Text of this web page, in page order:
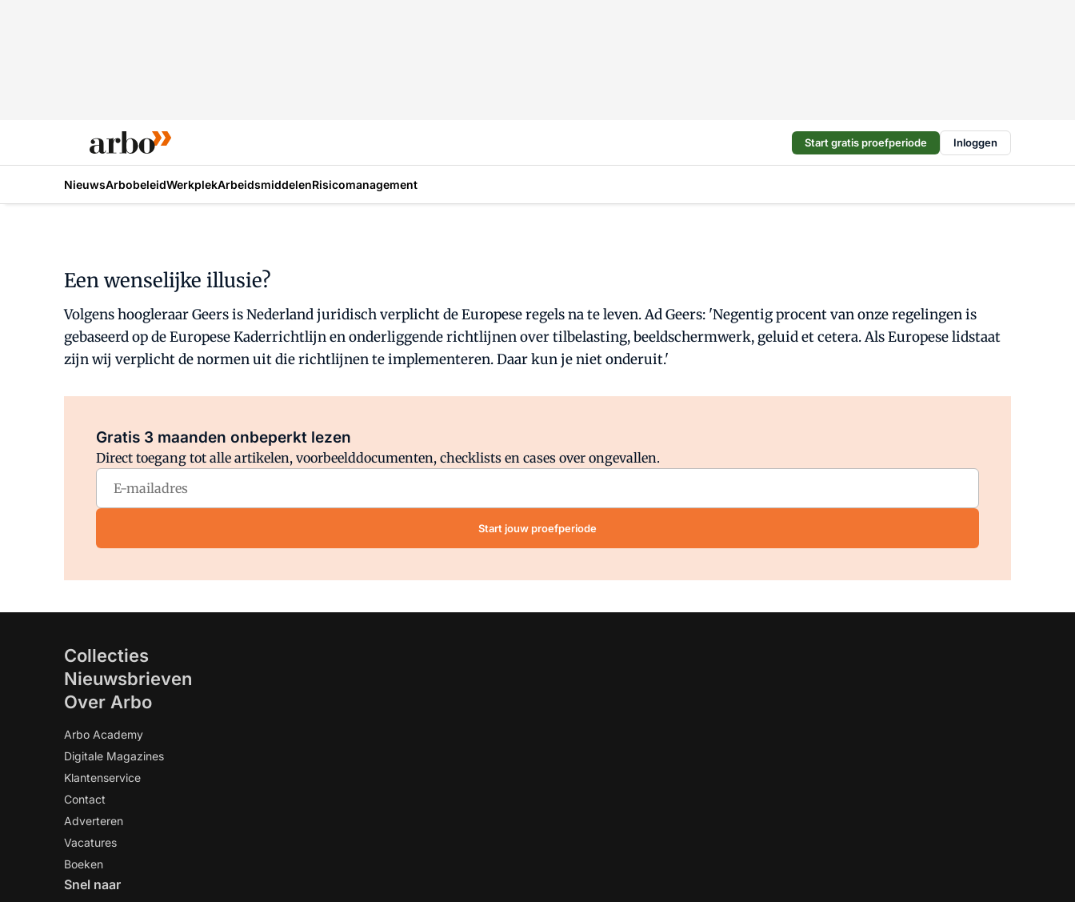
Start gratis proefperiode Inloggen
NieuwsArbobeleidWerkplekArbeidsmiddelenRisicomanagement
Een wenselijke illusie?
Volgens hoogleraar Geers is Nederland juridisch verplicht de Europese regels na te leven. Ad Geers: 'Negentig procent van onze regelingen is
gebaseerd op de Europese Kaderrichtlijn en onderliggende richtlijnen over tilbelasting, beeldschermwerk, geluid et cetera. Als Europese lidstaat
zijn wij verplicht de normen uit die richtlijnen te implementeren. Daar kun je niet onderuit.'
Gratis 3 maanden onbeperkt lezen
Direct toegang tot alle artikelen, voorbeelddocumenten, checklists en cases over ongevallen.
Start jouw proefperiode
Collecties
Nieuwsbrieven
Over Arbo
Arbo Academy
Digitale Magazines
Klantenservice
Contact
Adverteren
Vacatures
Boeken
Snel naar